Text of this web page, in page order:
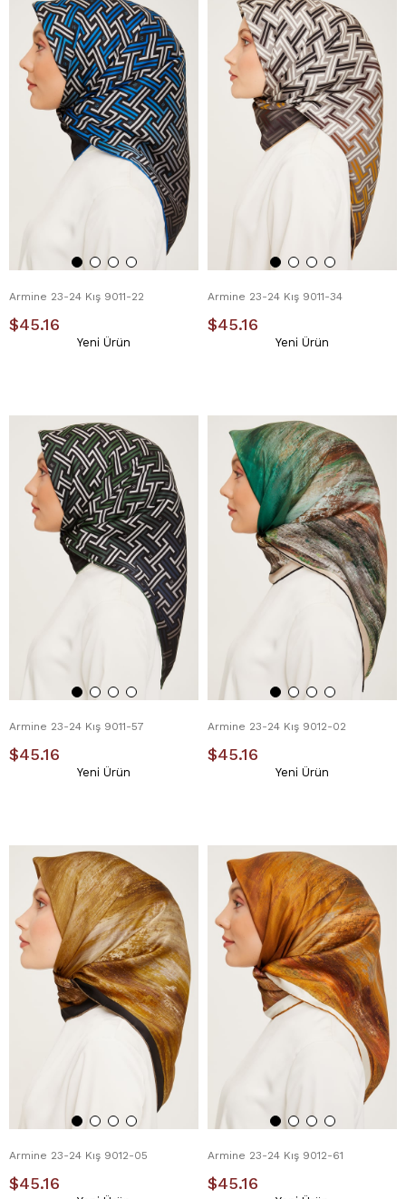
Armine 23-24 Kış 9011-22
$45.16
Yeni Ürün
Armine 23-24 Kış 9011-34
$45.16
Yeni Ürün
Armine 23-24 Kış 9011-57
$45.16
Yeni Ürün
Armine 23-24 Kış 9012-02
$45.16
Yeni Ürün
Armine 23-24 Kış 9012-05
$45.16
Armine 23-24 Kış 9012-61
$45.16